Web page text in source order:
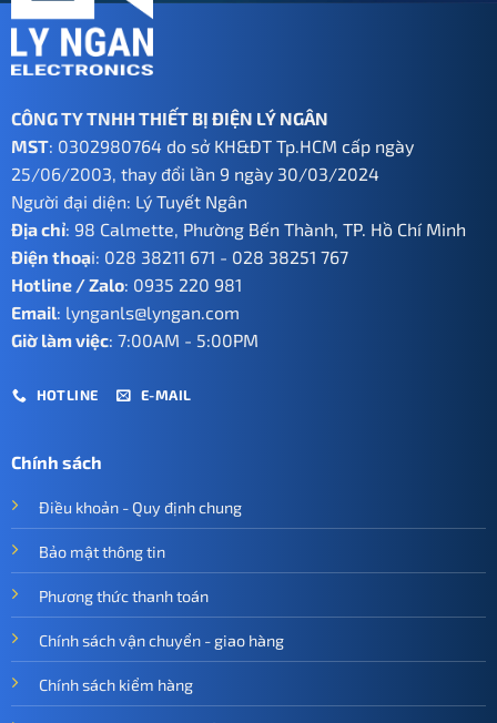
CÔNG TY TNHH THIẾT BỊ ĐIỆN LÝ NGÂN
MST: 0302980764 do sở KH&ĐT Tp.HCM cấp ngày
25/06/2003, thay đổi lần 9 ngày 30/03/2024
Người đại diện: Lý Tuyết Ngân
Địa chỉ: 98 Calmette, Phường Bến Thành, TP. Hồ Chí Minh
Điện thoại: 028 38211 671 - 028 38251 767
Hotline / Zalo: 0935 220 981
Email: lynganls@lyngan.com
Giờ làm việc: 7:00AM - 5:00PM
HOTLINE E-MAIL
Chính sách
Điều khoản - Quy định chung
Bảo mật thông tin
Phương thức thanh toán
Chính sách vận chuyển - giao hàng
Chính sách kiểm hàng